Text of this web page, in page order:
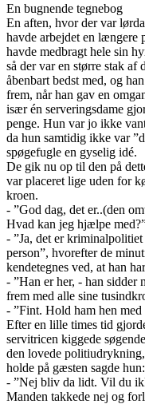
En bugnende tegnebog
En aften, hvor der var
havde arbejdet en længere
havde medbragt hele sin
så der var en større stak af
åbenbart bedst med, og
frem, når han gav en
især én serveringsdame
penge. Hun var jo ikke
da hun samtidig ikke var
spøgefugle en gyselig idé.
De gik nu op til den på
var placeret lige uden for
kroen.
- ”God dag, det er..(den
Hvad kan jeg hjælpe
- ”Ja, det er
person”, hvorefter de
kendetegnes ved, at han
- ”Han er her, - han sidder
frem med alle sine
- ”Fint. Hold ham hen
Efter en lille times tid
servitricen kiggede
den lovede
holde på gæsten sagde hun:
- ”Nej bliv da lidt. Vil du
Manden takkede nej og